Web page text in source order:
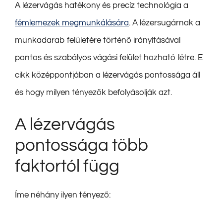
A lézervágás hatékony és precíz technológia a
fémlemezek megmunkálására. A lézersugárnak a
munkadarab felületére történő irányításával
pontos és szabályos vágási felület hozható létre. E
cikk középpontjában a lézervágás pontossága áll
és hogy milyen tényezők befolyásolják azt.
A lézervágás
pontossága több
faktortól függ
Íme néhány ilyen tényező: